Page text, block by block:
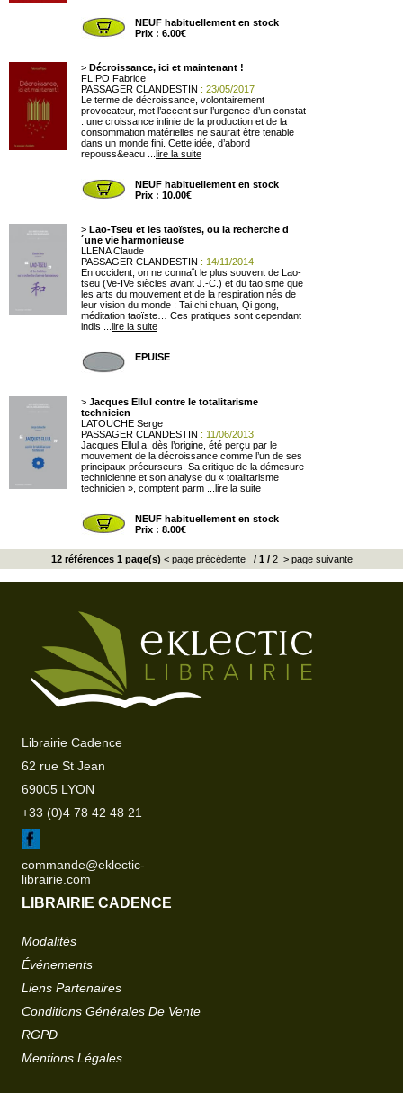
NEUF habituellement en stock
Prix : 6.00€
> Décroissance, ici et maintenant !
FLIPO Fabrice
PASSAGER CLANDESTIN : 23/05/2017
Le terme de décroissance, volontairement
provocateur, met l’accent sur l’urgence d’un constat
: une croissance infinie de la production et de la
consommation matérielles ne saurait être tenable
dans un monde fini. Cette idée, d’abord
repouss&eacu ... lire la suite
NEUF habituellement en stock
Prix : 10.00€
> Lao-Tseu et les taoïstes, ou la recherche d
´une vie harmonieuse
LLENA Claude
PASSAGER CLANDESTIN : 14/11/2014
En occident, on ne connaît le plus souvent de Lao-
tseu (Ve-IVe siècles avant J.-C.) et du taoïsme que
les arts du mouvement et de la respiration nés de
leur vision du monde : Tai chi chuan, Qi gong,
méditation taoïste… Ces pratiques sont cependant
indis ... lire la suite
EPUISE
> Jacques Ellul contre le totalitarisme
technicien
LATOUCHE Serge
PASSAGER CLANDESTIN : 11/06/2013
Jacques Ellul a, dès l’origine, été perçu par le
mouvement de la décroissance comme l’un de ses
principaux précurseurs. Sa critique de la démesure
technicienne et son analyse du « totalitarisme
technicien », comptent parm ... lire la suite
NEUF habituellement en stock
Prix : 8.00€
12 références 1 page(s) < page précédente/ 1 /2 > page suivante
Librairie Cadence
62 rue St Jean
69005 LYON
+33 (0)4 78 42 48 21
commande@eklectic-
librairie.com
LIBRAIRIE CADENCE
Modalités
Événements
Liens Partenaires
Conditions Générales De Vente
RGPD
Mentions Légales